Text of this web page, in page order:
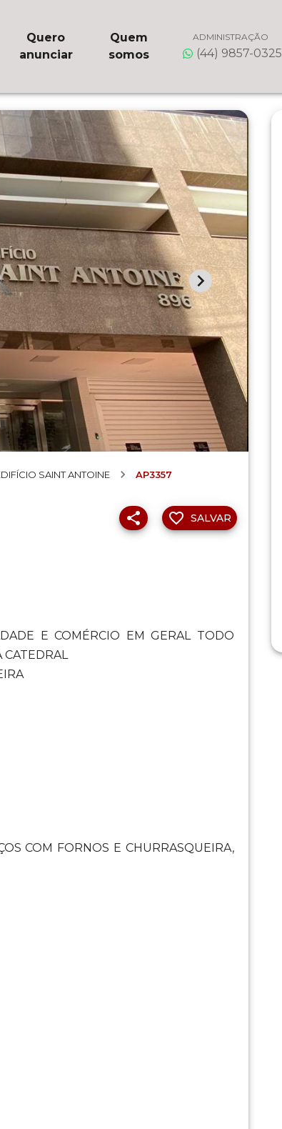
Quero
anunciar
Quem
somos
ADMINISTRAÇÃO
(44) 9857-0325
SAINT ANTOINE AP3357
E COMÉRCIO EM GERAL TODO
CATEDRAL
COM FORNOS E CHURRASQUEIRA,
SALVAR